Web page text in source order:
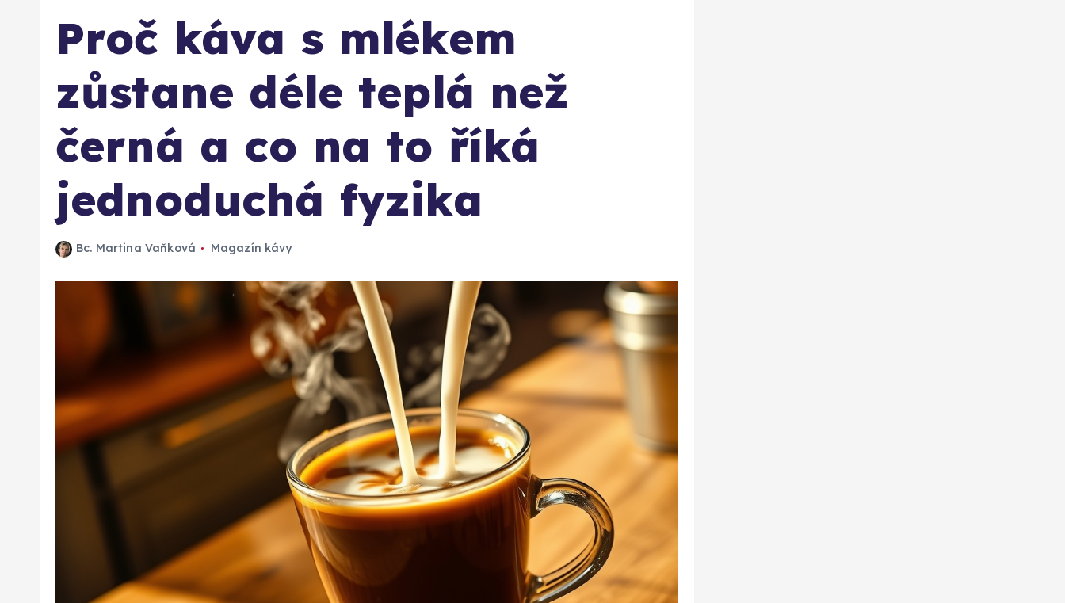
Proč káva s mlékem
zůstane déle teplá než
černá a co na to říká
jednoduchá fyzika
Bc. Martina Vaňková Magazín kávy